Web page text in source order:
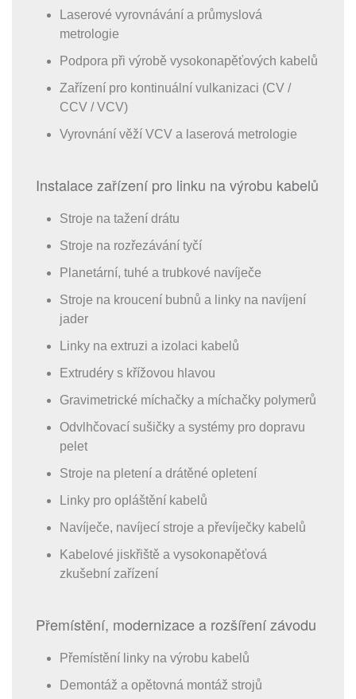
Laserové vyrovnávání a průmyslová
metrologie
Podpora při výrobě vysokonapěťových kabelů
Zařízení pro kontinuální vulkanizaci (CV /
CCV / VCV)
Vyrovnání věží VCV a laserová metrologie
Instalace zařízení pro linku na výrobu kabelů
Stroje na tažení drátu
Stroje na rozřezávání tyčí
Planetární, tuhé a trubkové navíječe
Stroje na kroucení bubnů a linky na navíjení
jader
Linky na extruzi a izolaci kabelů
Extrudéry s křížovou hlavou
Gravimetrické míchačky a míchačky polymerů
Odvlhčovací sušičky a systémy pro dopravu
pelet
Stroje na pletení a drátěné opletení
Linky pro opláštění kabelů
Navíječe, navíjecí stroje a převíječky kabelů
Kabelové jiskřiště a vysokonapěťová
zkušební zařízení
Přemístění, modernizace a rozšíření závodu
Přemístění linky na výrobu kabelů
Demontáž a opětovná montáž strojů